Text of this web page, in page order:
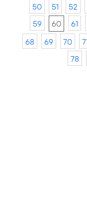
50
51 52
59
60 61
68
69 70
78